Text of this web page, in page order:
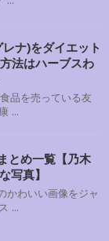
ナ)をダイエット
法はハーブスわ
品を売っている友
...
とめ一覧【乃木
写真】
かわいい画像をジャ
...